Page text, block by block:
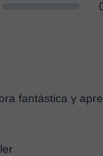
fantástica y